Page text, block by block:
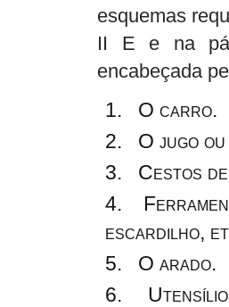
esquemas
II E e na
encabeçada
O carro.
O jugo ou
Cestos
escardilho,
O arado.